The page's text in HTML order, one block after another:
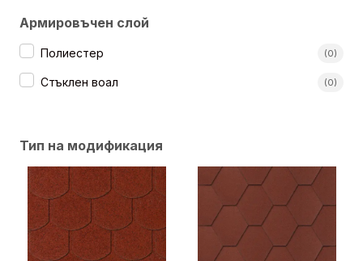
Армировъчен слой
Rodzaj osnowy
Полиестер (0)
Стъклен воал (0)
Тип на модификация